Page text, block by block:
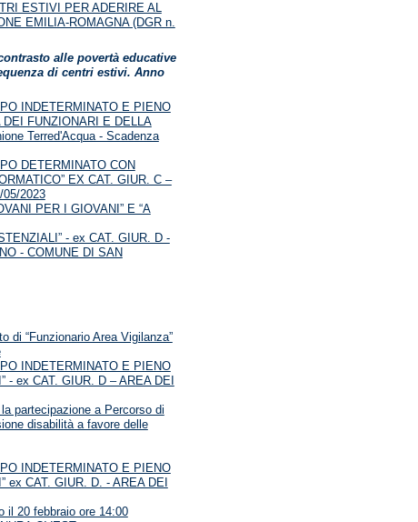
ESTIVI PER ADERIRE AL
EMILIA-ROMAGNA (DGR n.
alle povertà educative
di centri estivi. Anno
INDETERMINATO E PIENO
DEI FUNZIONARI E DELLA
Terred'Acqua - Scadenza
DETERMINATO CON
EX CAT. GIUR. C –
2023
PER I GIOVANI” E “A
- ex CAT. GIUR. D -
- COMUNE DI SAN
di “Funzionario Area Vigilanza”
INDETERMINATO E PIENO
- ex CAT. GIUR. D – AREA DEI
partecipazione a Percorso di
disabilità a favore delle
INDETERMINATO E PIENO
ex CAT. GIUR. D. - AREA DEI
il 20 febbraio ore 14:00